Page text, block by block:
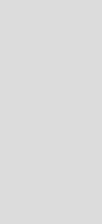
riesgos a
de mecanismos
potencias
entre naciones
medidas
estatales, y
y
acelerado de
Artificial
tanto
exacerbando
la
Se
de los
el uso
expertos de
los riesgos en
a corto-mediano
plazo (hasta
las
y sus
análisis en
la
de
Los encuestados
de Riesgos
forma negativa
los
en los